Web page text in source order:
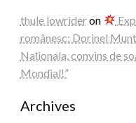
thule lowrideron
românesc: Dorinel
Naționala, convins de
Mondial!”
Archives